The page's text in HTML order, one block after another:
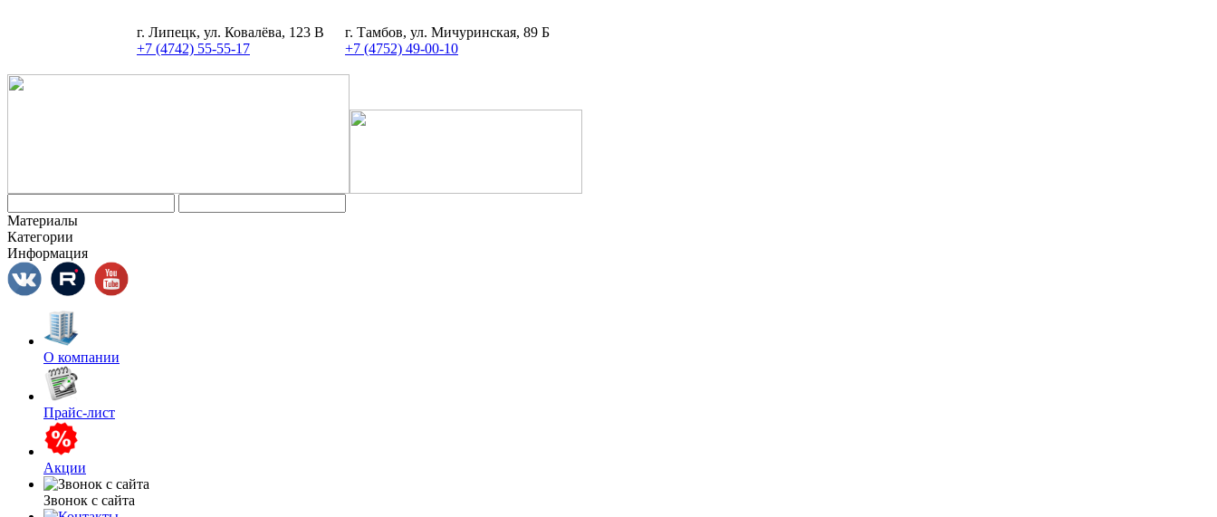
г. Липецк, ул. Ковалёва, 123 В
+7 (4742) 55-55-17
г. Тамбов, ул. Мичуринская, 89 Б
+7 (4752) 49-00-10
Материалы
Категории
Информация
О компании
Прайс-лист
Акции
Звонок с сайта